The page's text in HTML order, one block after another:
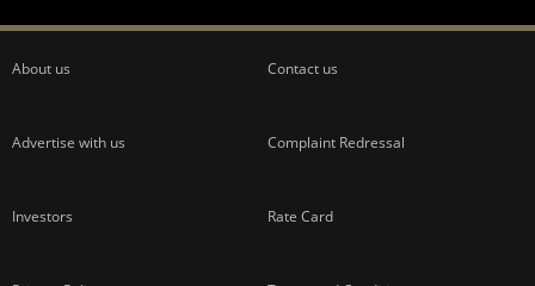
About us Contact us
Advertise with us Complaint Redressal
Investors Rate Card